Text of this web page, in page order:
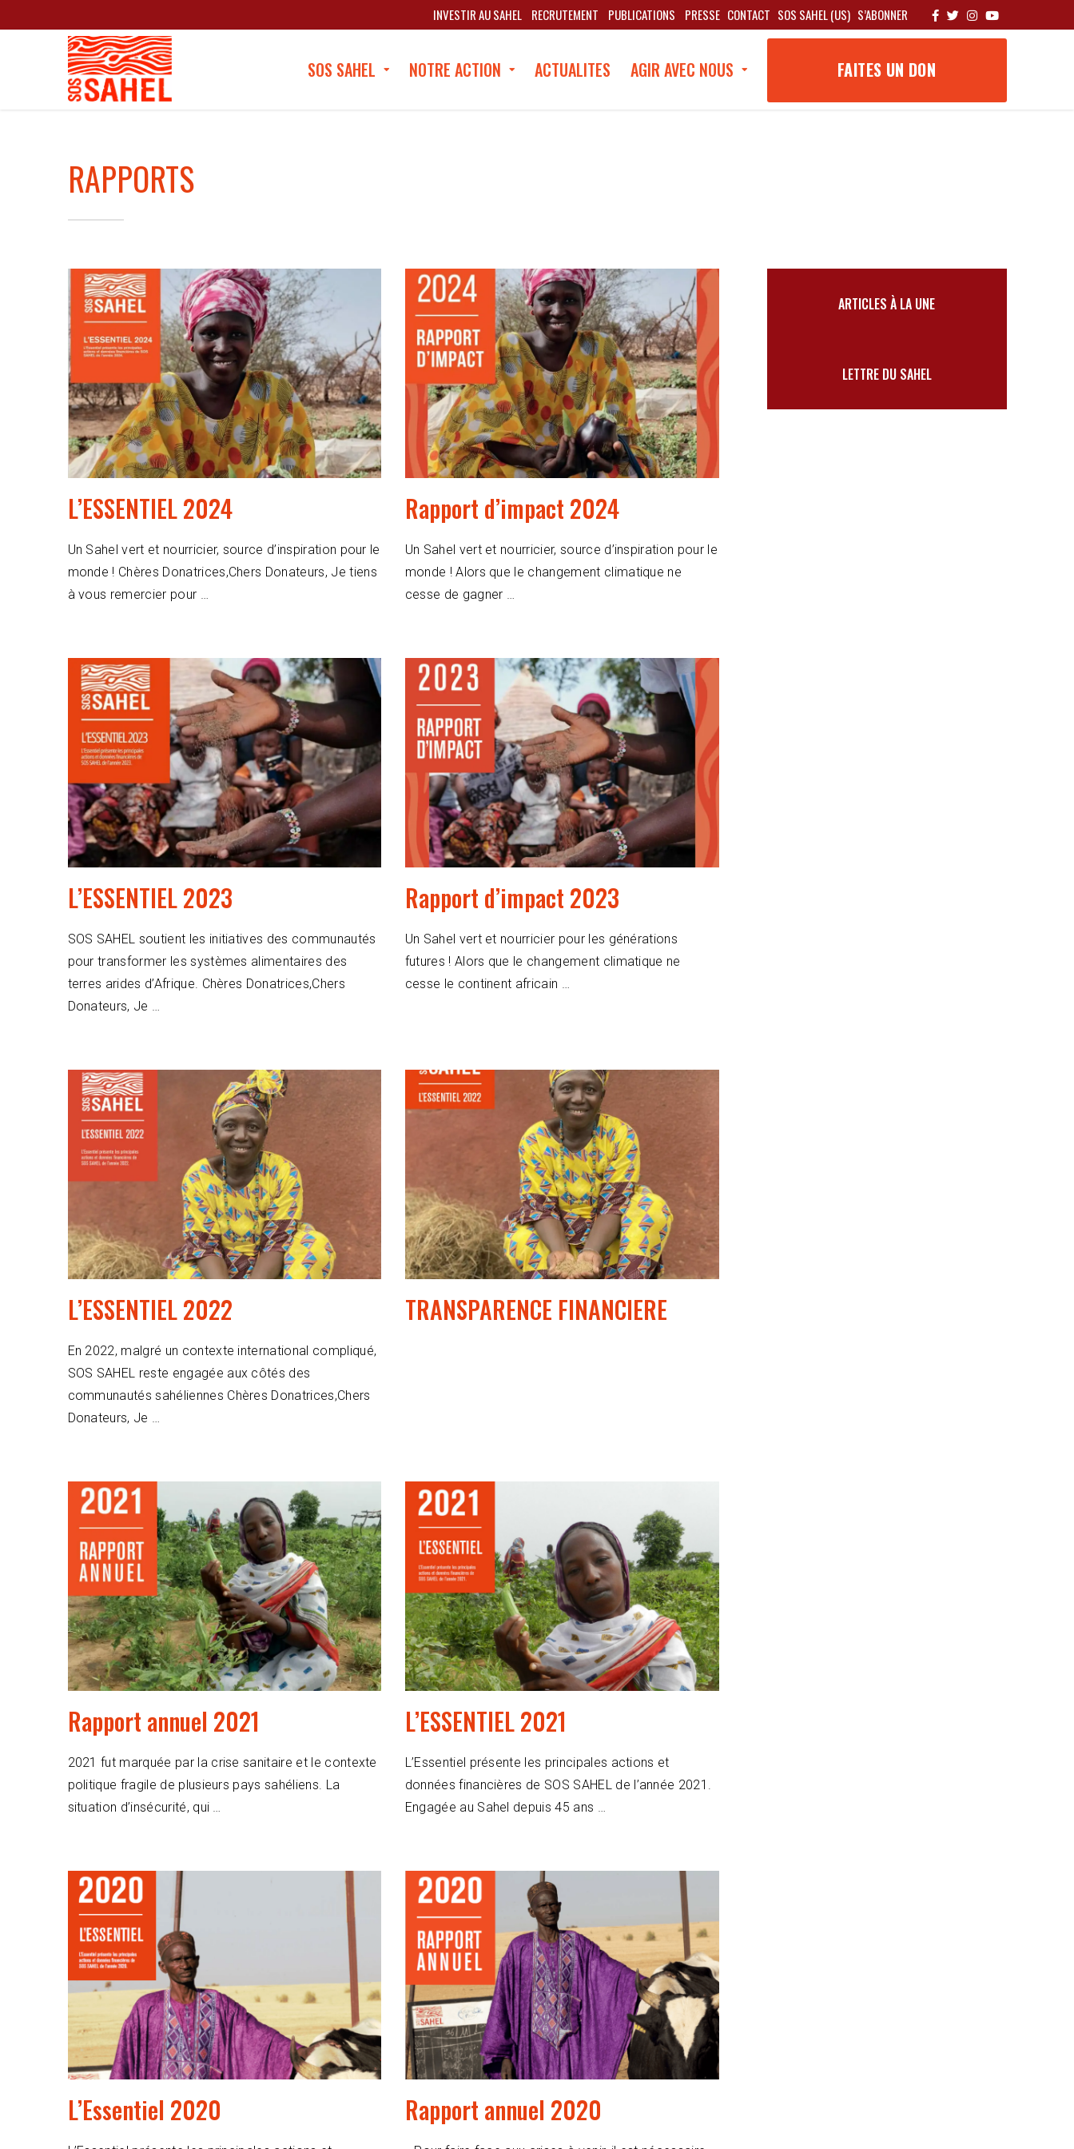
INVESTIR AU SAHEL RECRUTEMENT PUBLICATIONS PRESSE CONTACT SOS SAHEL (US) S’ABONNER
SOS SAHEL NOTRE ACTION ACTUALITES AGIR AVEC NOUS FAITES UN DON
RAPPORTS
L’ESSENTIEL 2024
Un Sahel vert et nourricier, source d’inspiration pour le
monde ! Chères Donatrices,Chers Donateurs, Je tiens
à vous remercier pour …
Rapport d’impact 2024
Un Sahel vert et nourricier, source d’inspiration pour le
monde ! Alors que le changement climatique ne
cesse de gagner …
L’ESSENTIEL 2023
SOS SAHEL soutient les initiatives des communautés
pour transformer les systèmes alimentaires des
terres arides d’Afrique. Chères Donatrices,Chers
Donateurs, Je …
Rapport d’impact 2023
Un Sahel vert et nourricier pour les générations
futures ! Alors que le changement climatique ne
cesse le continent africain …
L’ESSENTIEL 2022
En 2022, malgré un contexte international compliqué,
SOS SAHEL reste engagée aux côtés des
communautés sahéliennes Chères Donatrices,Chers
Donateurs, Je …
TRANSPARENCE FINANCIERE
Rapport annuel 2021
2021 fut marquée par la crise sanitaire et le contexte
politique fragile de plusieurs pays sahéliens. La
situation d’insécurité, qui …
L’ESSENTIEL 2021
L’Essentiel présente les principales actions et
données financières de SOS SAHEL de l’année 2021.
Engagée au Sahel depuis 45 ans …
L’Essentiel 2020 Rapport annuel 2020
ARTICLES À LA UNE
LETTRE DU SAHEL